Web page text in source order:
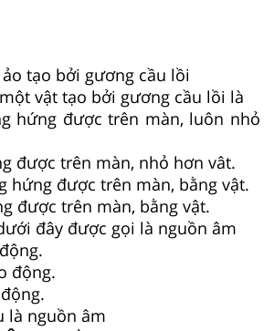
tạo bởi gương cầu lồi
vật tạo bởi gương cầu lồi là
hứng được trên màn, luôn nhỏ
được trên màn, nhỏ hơn vât.
hứng được trên màn, bằng vật.
được trên màn, bằng vật.
đây được gọi là nguồn âm
động.
là nguồn âm